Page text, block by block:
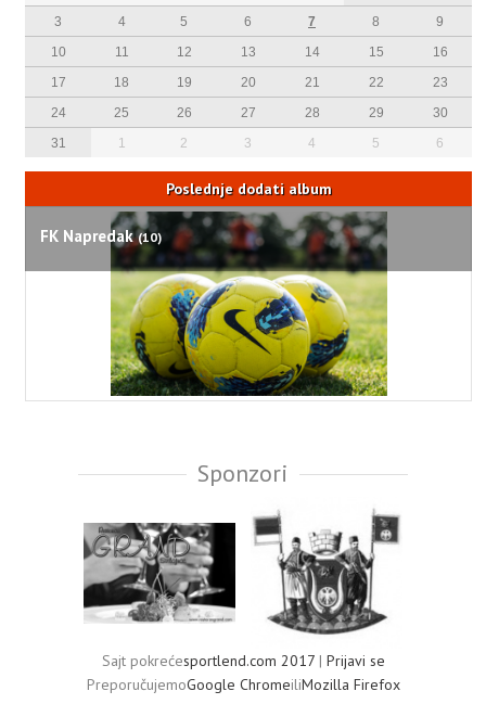
3
4 5 6 7 8
9
10
11 12 13 14 15
16
17
18 19 20 21 22
23
24
25 26 27 28 29
30
31
1 2 3 4 5 6
Poslednje dodati album
FK Napredak(10)
Sponzori
Sajt pokrećesportlend.com 2017| Prijavi se
PreporučujemoGoogle ChromeiliMozilla Firefox